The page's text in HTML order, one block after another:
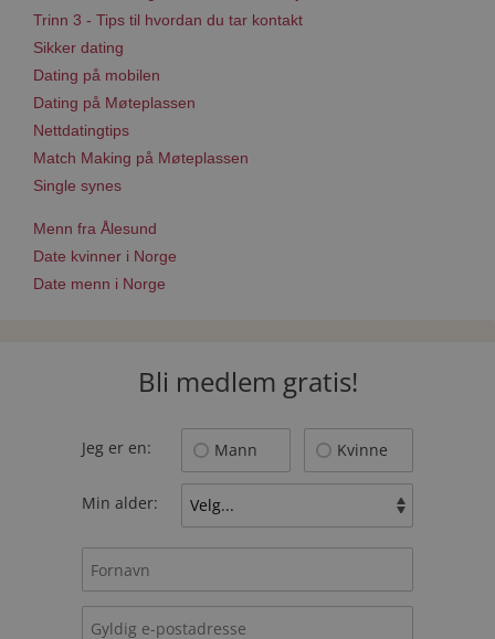
Trinn 3 - Tips til hvordan du tar kontakt
Sikker dating
Dating på mobilen
Dating på Møteplassen
Nettdatingtips
Match Making på Møteplassen
Single synes
Menn fra Ålesund
Date kvinner i Norge
Date menn i Norge
Bli medlem gratis!
Jeg er en: Mann Kvinne
Min alder: